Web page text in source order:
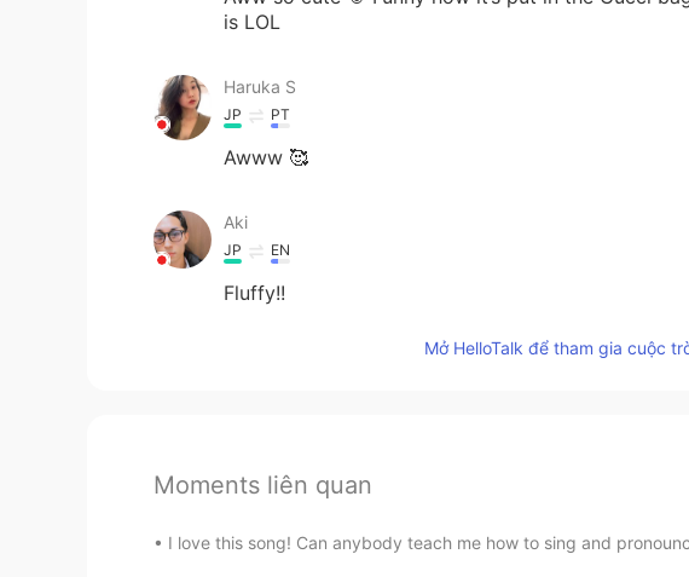
is LOL
Haruka S
JP PT
Awww 🥰
Aki
JP EN
Fluffy!!
Mở HelloTalk để tham gia cuộc
Moments liên quan
I love this song! Can anybody teach me how to sing and